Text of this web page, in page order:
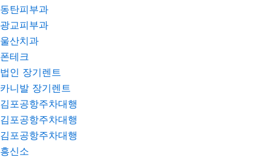
동탄피부과
광교피부과
울산치과
폰테크
법인 장기렌트
카니발 장기렌트
김포공항주차대행
김포공항주차대행
김포공항주차대행
흥신소